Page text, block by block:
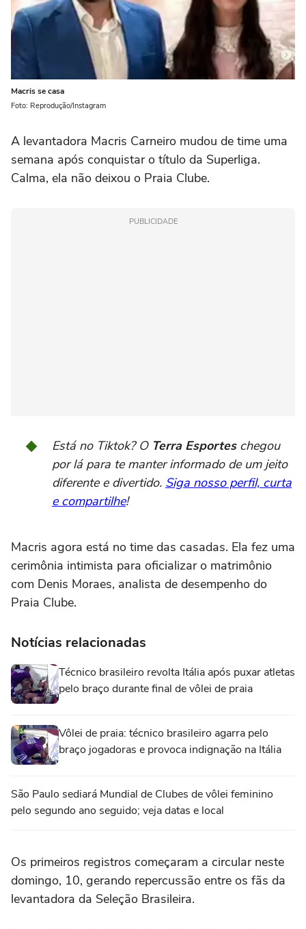
Macris se casa
Foto: Reprodução/Instagram
A levantadora Macris Carneiro mudou de time uma
semana após conquistar o título da Superliga.
Calma, ela não deixou o Praia Clube.
PUBLICIDADE
Está no Tiktok? O Terra Esporteschegou
por lá para te manter informado de um jeito
diferente e divertido. Siga nosso perfil, curta
e compartilhe!
Macris agora está no time das casadas. Ela fez uma
cerimônia intimista para oficializar o matrimônio
com Denis Moraes, analista de desempenho do
Praia Clube.
Notícias relacionadas
Técnico brasileiro revolta Itália após puxar atletas
pelo braço durante final de vôlei de praia
Vôlei de praia: técnico brasileiro agarra pelo
braço jogadoras e provoca indignação na Itália
São Paulo sediará Mundial de Clubes de vôlei feminino
pelo segundo ano seguido; veja datas e local
Os primeiros registros começaram a circular neste
domingo, 10, gerando repercussão entre os fãs da
levantadora da Seleção Brasileira.